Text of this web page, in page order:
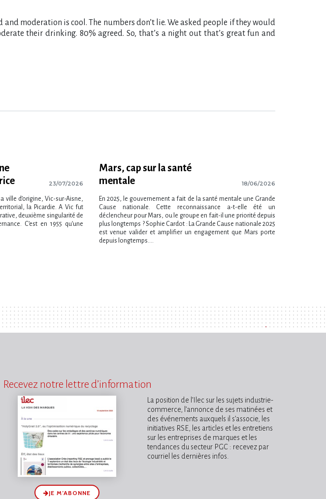
moderation is cool. The numbers don’t lie. We asked people if they would
their drinking. 80% agreed. So, that’s a night out that’s great fun and
23/07/2026
ville d’origine, Vic-sur-Aisne,
la Picardie. A Vic fut
deuxième singularité de
C’est en 1955 qu’une
Mars, cap sur la santé
mentale
18/06/2026
En 2025, le gouvernement a fait de la santé mentale une Grande
Cause nationale. Cette reconnaissance a-t-elle été un
déclencheur pour Mars, ou le groupe en fait-il une priorité depuis
plus longtemps ? Sophie Cardot : La Grande Cause nationale 2025
est venue valider et amplifier un engagement que Mars porte
depuis longtemps....
Recevez notre lettre d’information
JE M’ABONNE
La position de l’Ilec sur les sujets industrie-
commerce, l’annonce de ses matinées et
des événements auxquels il s’associe, les
initiatives RSE, les articles et les entretiens
sur les entreprises de marques et les
tendances du secteur PGC : recevez par
courriel les dernières infos.